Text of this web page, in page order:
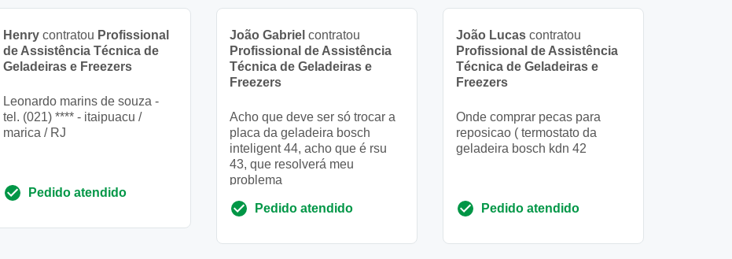
Henry contratou Profissional
de Assistência Técnica de
Geladeiras e Freezers
Leonardo marins de souza -
tel. (021) **** - itaipuacu /
marica / RJ
Pedido atendido
João Gabriel contratou
Profissional de Assistência
Técnica de Geladeiras e
Freezers
Acho que deve ser só trocar a
placa da geladeira bosch
inteligent 44, acho que é rsu
43, que resolverá meu
problema
Pedido atendido
João Lucas contratou
Profissional de Assistência
Técnica de Geladeiras e
Freezers
Onde comprar pecas para
reposicao ( termostato da
geladeira bosch kdn 42
Pedido atendido